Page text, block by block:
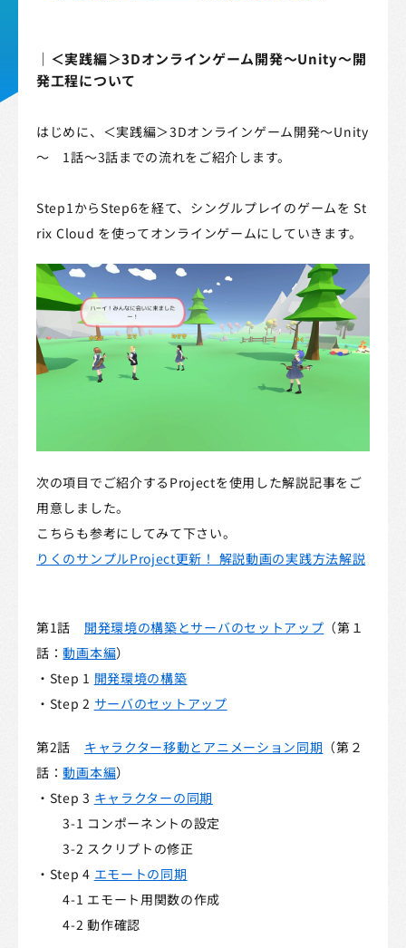
Strix Cloud利用規約
プライバシーポリシー
クッキーポリシー
特定商取引法に基づく表記
｜＜実践編＞3Dオンラインゲーム開発～Unity～開
発工程について
はじめに、＜実践編＞3Dオンラインゲーム開発～Unity
～ 1話～3話までの流れをご紹介します。
Step1からStep6を経て、シングルプレイのゲームを St
rix Cloud を使ってオンラインゲームにしていきます。
次の項目でご紹介するProjectを使用した解説記事をご
用意しました。
こちらも参考にしてみて下さい。
りくのサンプルProject更新！ 解説動画の実践方法解説
第1話 開発環境の構築とサーバのセットアップ （第１
話：動画本編​）
・Step 1 開発環境の構築
・Step 2 サーバのセットアップ
第2話 キャラクター移動とアニメーション同期 （第２
話：動画本編）​
・Step 3 キャラクターの同期
3-1 コンポーネントの設定
3-2 スクリプトの修正
・Step 4 エモートの同期
4-1 エモート用関数の作成
4-2 動作確認